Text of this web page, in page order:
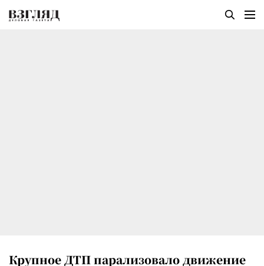
Крупное ДТП парализовало движение